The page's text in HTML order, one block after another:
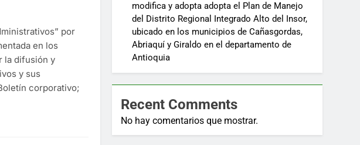
por
en los
la difusión y
y sus
corporativo;
modifica y adopta adopta el Plan de Manejo
del Distrito Regional Integrado Alto del Insor,
ubicado en los municipios de Cañasgordas,
Abriaquí y Giraldo en el departamento de
Antioquia
Recent Comments
No hay comentarios que mostrar.